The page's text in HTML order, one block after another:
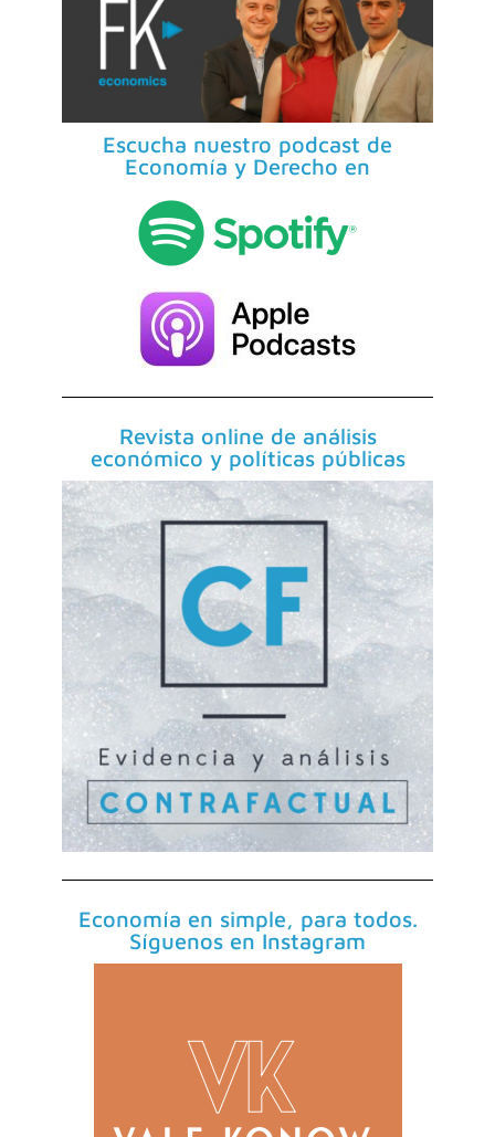
Escucha nuestro podcast de
Economía y Derecho en
Revista online de análisis
económico y políticas públicas
Economía en simple, para todos.
Síguenos en Instagram